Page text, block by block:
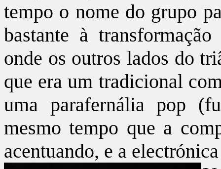
tempo o nome do grupo
bastante à
onde os outros lados do
que era um tradicional
uma parafernália pop
mesmo tempo que a
acentuando, e a